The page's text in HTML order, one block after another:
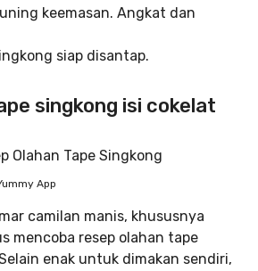
keemasan. Angkat dan
siap disantap.
singkong isi cokelat
App
camilan manis, khususnya
mencoba resep olahan tape
enak untuk dimakan sendiri,